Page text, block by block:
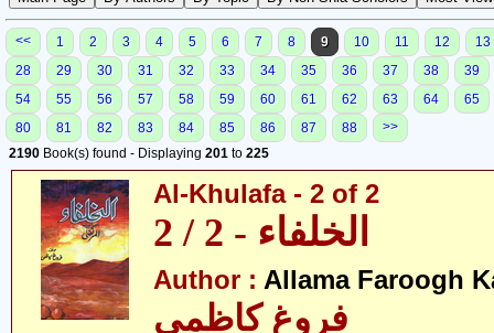
<< 1 2 3 4 5 6 7 8 9 10 11 12
13
28
29 30 31 32 33 34 35 36 37 38
39
54
55 56 57 58 59 60 61 62 63 64
65
80
81 82 83 84 85 86 87 88
>>
2190 Book(s) found - Displaying 201 to 225
Al-Khulafa - 2 of 2
الخلفاء - 2 / 2
Author : Allama Faroogh
فروغ کاظمی